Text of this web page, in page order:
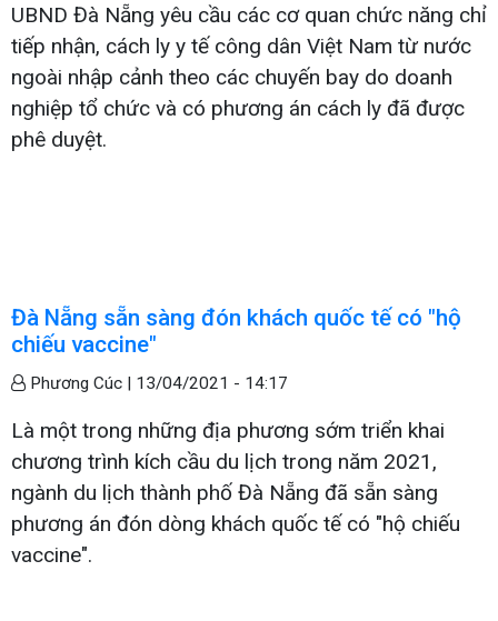
UBND Đà Nẵng yêu cầu các cơ quan chức năng chỉ
tiếp nhận, cách ly y tế công dân Việt Nam từ nước
ngoài nhập cảnh theo các chuyến bay do doanh
nghiệp tổ chức và có phương án cách ly đã được
phê duyệt.
Đà Nẵng sẵn sàng đón khách quốc tế có "hộ
chiếu vaccine"
Phương Cúc | 13/04/2021 - 14:17
Là một trong những địa phương sớm triển khai
chương trình kích cầu du lịch trong năm 2021,
ngành du lịch thành phố Đà Nẵng đã sẵn sàng
phương án đón dòng khách quốc tế có "hộ chiếu
vaccine".